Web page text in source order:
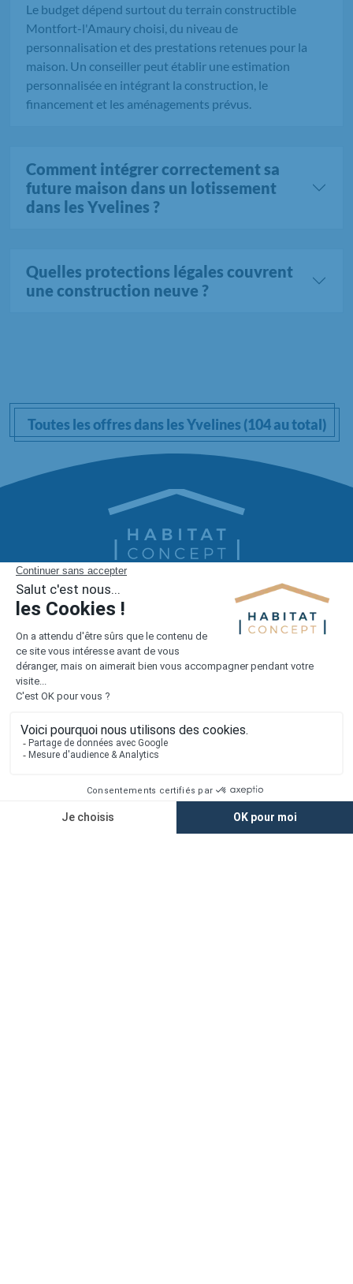
Le budget dépend surtout du terrain constructible
Montfort-l'Amaury choisi, du niveau de
personnalisation et des prestations retenues pour la
maison. Un conseiller peut établir une estimation
personnalisée en intégrant la construction, le
financement et les aménagements prévus.
Comment intégrer correctement sa
future maison dans un lotissement
dans les Yvelines ?
Quelles protections légales couvrent
une construction neuve ?
Toutes les offres dans les Yvelines (104 au total)
1er constructeur régional de maisons individuelles dans la moitié
Nous contacter
Alertes offres
Mentions légales